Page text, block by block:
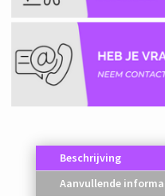
Beschrijving
Aanvullende